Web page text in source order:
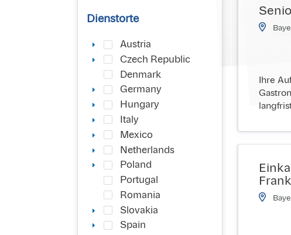
Dienstorte
Austria
Czech Republic
Denmark
Germany
Hungary
Italy
Mexico
Netherlands
Poland
Portugal
Romania
Slovakia
Spain
Ihre